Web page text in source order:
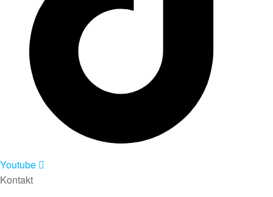
Youtube
Kontakt